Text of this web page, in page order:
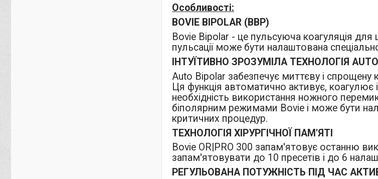
Особливості:
BOVIE BIPOLAR (BBP)
Bovie Bipolar - це пульсуюча коагуляція для
пульсації може бути налаштована
ІНТУЇТИВНО ЗРОЗУМІЛА ТЕХНОЛОГІЯ AUTO
Auto Bipolar забезпечує миттєву і
Ця функція автоматично активує, коагулює
необхідність використання ножного
біполярним режимами Bovie і може бути
критичних процедур.
ТЕХНОЛОГІЯ ХІРУРГІЧНОЇ ПАМ'ЯТІ
Bovie OR|PRO 300 запам'ятовує останню
запам'ятовувати до 10 пресетів і до 6
РЕГУЛЬОВАНА ПОТУЖНІСТЬ ПІД ЧАС